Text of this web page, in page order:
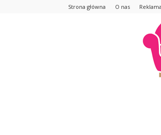
Strona główna O nas Reklama